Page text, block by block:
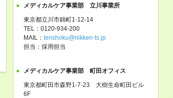
メディカルケア事業部 立川事業所
東京都立川市錦町1-12-14
TEL：0120-934-200
MAIL： tenshoku@nikken-ts.jp
担当：採用担当
メディカルケア事業部 町田オフィス
東京都町田市森野1-7-23 大樹生命町田ビル
6F